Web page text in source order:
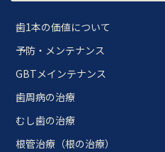
歯1本の価値について
予防・メンテナンス
GBTメインテナンス
歯周病の治療
むし歯の治療
根管治療（根の治療）